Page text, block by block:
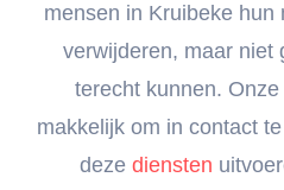
mensen in Kruibeke hun
verwijderen, maar niet
terecht kunnen.
makkelijk om in contact
deze diensten